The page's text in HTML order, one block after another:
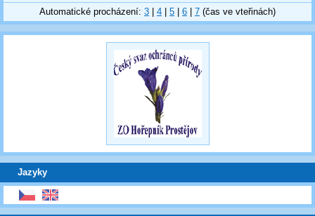
Automatické procházení: 3 4 5 6 7 (čas ve vteřinách)
Jazyky